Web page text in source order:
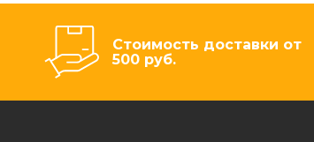
Стоимость доставки от
500 руб.